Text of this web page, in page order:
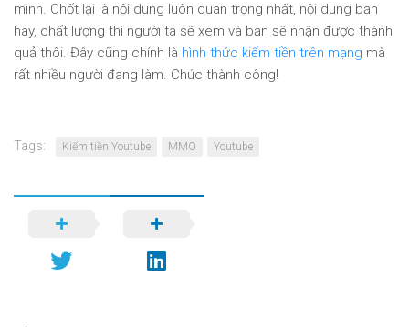
mình. Chốt lại là nội dung luôn quan trọng nhất, nội dung bạn
hay, chất lượng thì người ta sẽ xem và bạn sẽ nhận được thành
quả thôi. Đây cũng chính là hình thức kiếm tiền trên mạng mà
rất nhiều người đang làm. Chúc thành công!
Tags: Kiếm tiền Youtube MMO Youtube